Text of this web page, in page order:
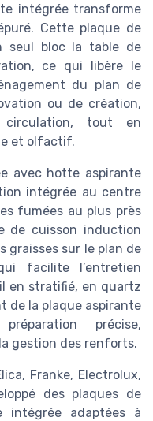
intégrée transforme
Cette plaque de
seul bloc la table de
ce qui libère le
du plan de
ou de création,
tout en
et olfactif.
avec hotte aspirante
intégrée au centre
fumées au plus près
de cuisson induction
graisses sur le plan de
facilite l’entretien
en stratifié, en quartz
de la plaque aspirante
précise,
gestion des renforts.
Franke, Electrolux,
des plaques de
intégrée adaptées à